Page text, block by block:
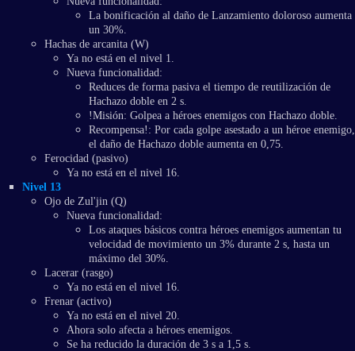
La bonificación al daño de Lanzamiento doloroso aumenta
un 30%.
Hachas de arcanita (W)
Ya no está en el nivel 1.
Nueva funcionalidad:
Reduces de forma pasiva el tiempo de reutilización de
Hachazo doble en 2 s.
!Misión: Golpea a héroes enemigos con Hachazo doble.
Recompensa!: Por cada golpe asestado a un héroe enemigo,
el daño de Hachazo doble aumenta en 0,75.
Ferocidad (pasivo)
Ya no está en el nivel 16.
Nivel 13
Ojo de Zul'jin (Q)
Nueva funcionalidad:
Los ataques básicos contra héroes enemigos aumentan tu
velocidad de movimiento un 3% durante 2 s, hasta un
máximo del 30%.
Lacerar (rasgo)
Ya no está en el nivel 16.
Frenar (activo)
Ya no está en el nivel 20.
Ahora solo afecta a héroes enemigos.
Se ha reducido la duración de 3 s a 1,5 s.